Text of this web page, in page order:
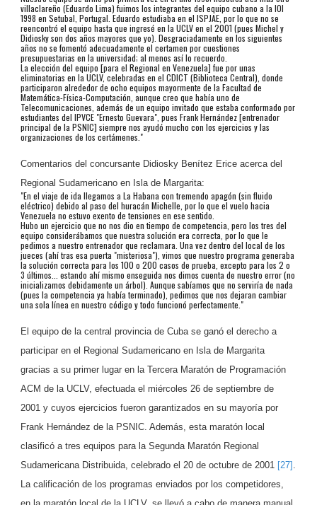
villaclareño (Eduardo Lima) fuimos los integrantes del equipo cubano a la IOI
1998 en Setubal, Portugal. Eduardo estudiaba en el ISPJAE, por lo que no se
reencontró el equipo hasta que ingresé en la UCLV en el 2001 (pues Michel y
Didiosky son dos años mayores que yo). Desgraciadamente en los siguientes
años no se fomentó adecuadamente el certamen por cuestiones
presupuestarias en la universidad; al menos así lo recuerdo.
La elección del equipo [para el Regional en Venezuela] fue por unas
eliminatorias en la UCLV, celebradas en el CDICT (Biblioteca Central), donde
participaron alrededor de ocho equipos mayormente de la Facultad de
Matemática-Física-Computación, aunque creo que había uno de
Telecomunicaciones, además de un equipo invitado que estaba conformado por
estudiantes del IPVCE "Ernesto Guevara", pues Frank Hernández [entrenador
principal de la PSNIC] siempre nos ayudó mucho con los ejercicios y las
organizaciones de los certámenes."
Comentarios del concursante Didiosky Benítez Erice acerca del
Regional Sudamericano en Isla de Margarita:
"En el viaje de ida llegamos a La Habana con tremendo apagón (sin fluido
eléctrico) debido al paso del huracán Michelle, por lo que el vuelo hacia
Venezuela no estuvo exento de tensiones en ese sentido.
Hubo un ejercicio que no nos dio en tiempo de competencia, pero los tres del
equipo considerábamos que nuestra solución era correcta, por lo que le
pedimos a nuestro entrenador que reclamara. Una vez dentro del local de los
jueces (ahí tras esa puerta "misteriosa"), vimos que nuestro programa generaba
la solución correcta para los 100 o 200 casos de prueba, excepto para los 2 o
3 últimos... estando ahí mismo enseguida nos dimos cuenta de nuestro error (no
inicializamos debidamente un árbol). Aunque sabíamos que no serviría de nada
(pues la competencia ya había terminado), pedimos que nos dejaran cambiar
una sola línea en nuestro código y todo funcionó perfectamente."
El equipo de la central provincia de Cuba se ganó el derecho a
participar en el Regional Sudamericano en Isla de Margarita
gracias a su primer lugar en la Tercera Maratón de Programación
ACM de la UCLV, efectuada el miércoles 26 de septiembre de
2001 y cuyos ejercicios fueron garantizados en su mayoría por
Frank Hernández de la PSNIC. Además, esta maratón local
clasificó a tres equipos para la Segunda Maratón Regional
Sudamericana Distribuida, celebrado el 20 de octubre de 2001 [27] .
La calificación de los programas enviados por los competidores,